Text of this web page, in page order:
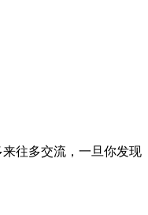
往多交流，一旦你发现